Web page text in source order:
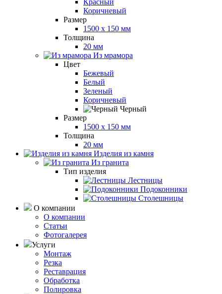
Красный
Коричневый
Размер
1500 x 150 мм
Толщина
20 мм
Из мрамора
Цвет
Бежевый
Белый
Зеленый
Коричневый
Черный
Размер
1500 x 150 мм
Толщина
20 мм
Изделия из камня
Из гранита
Тип изделия
Лестницы
Подоконники
Столешницы
О компании
О компании
Статьи
Фотогалерея
Услуги
Монтаж
Резка
Реставрация
Обработка
Полировка